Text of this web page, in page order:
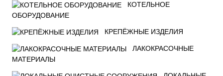
КОТЕЛЬНОЕ
ОБОРУДОВАНИЕ
КРЕПЁЖНЫЕ ИЗДЕЛИЯ
ЛАКОКРАСОЧНЫЕ
МАТЕРИАЛЫ